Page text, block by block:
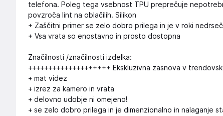
telefona. Poleg tega vsebnost TPU preprečuje
povzroča lint na oblačilih. Silikon
+ Zaščitni primer se zelo dobro prilega in je v roki
+ Vsa vrata so enostavno in prosto dostopna
Značilnosti /značilnosti izdelka:
++++++++++++++++++++ Ekskluzivna zasnova v
+ mat videz
+ izrez za kamero in vrata
+ delovno udobje ni omejeno!
+ se zelo dobro prilega in je dimenzionalno in nalaganje